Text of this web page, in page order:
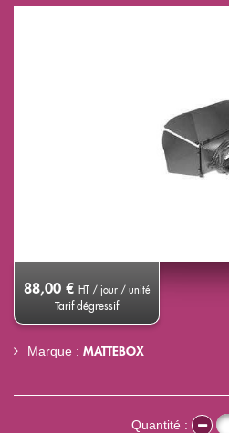
88,00 € HT / jour / unité
Tarif dégressif
Marque : MATTEBOX
Quantité :